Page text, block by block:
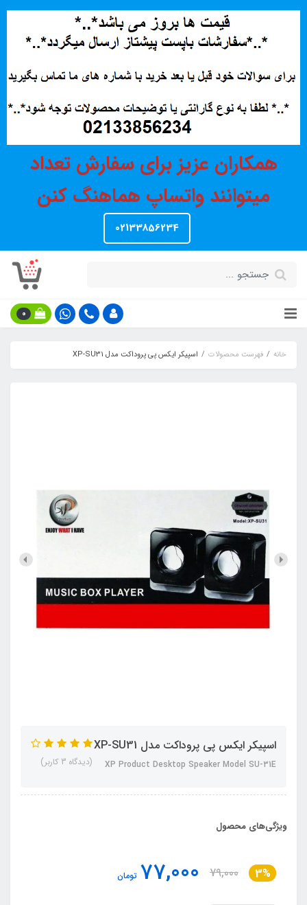
همکاران عزیز برای سفارش تعداد
میتوانند واتساپ هماهنگ کنن
02133856234
0
خانه فهرست محصولات اسپیکر ایکس پی پروداکت مدل XP-SU31
اسپیکر ایکس پی پروداکت مدل XP-SU31
XP Product Desktop Speaker Model SU-31E (دیدگاه 3 کاربر)
ویژگی‌های محصول
3%
79,000
77,000 تومان